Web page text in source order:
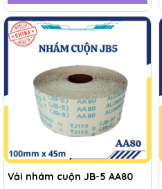
Vải nhám cuộn JB-5 AA80